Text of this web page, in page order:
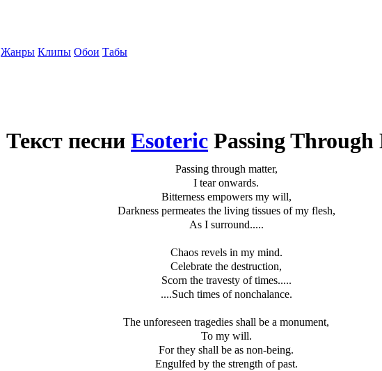
Жанры Клипы Обои Табы
Текст песни Esoteric Passing
Passing through matter,
I tear onwards.
Bitterness empowers my will,
Darkness permeates the living tissues of my flesh,
As I surround.....
Chaos revels in my mind.
Celebrate the destruction,
Scorn the travesty of times.....
....Such times of nonchalance.
The unforeseen tragedies shall be a monument,
To my will.
For they shall be as non-being.
Engulfed by the strength of past.